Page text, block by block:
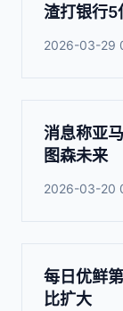
渣打银行5
2026-03-29
消息称亚
图森未来
2026-03-20
每日优鲜
比扩大